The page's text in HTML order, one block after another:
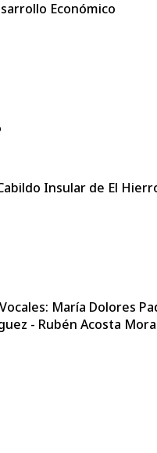
Económico
Insular de El
María Dolores
- Rubén Acosta